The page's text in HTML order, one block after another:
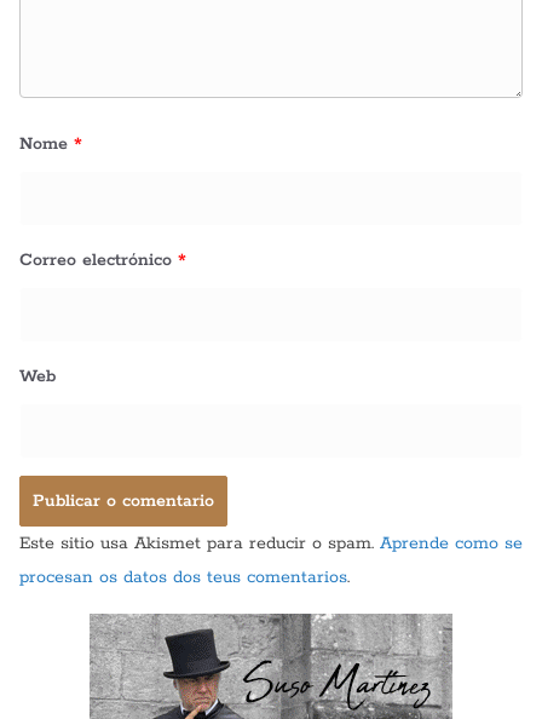
Nome *
Correo electrónico *
Web
Este sitio usa Akismet para reducir o spam. Aprende como se
procesan os datos dos teus comentarios.